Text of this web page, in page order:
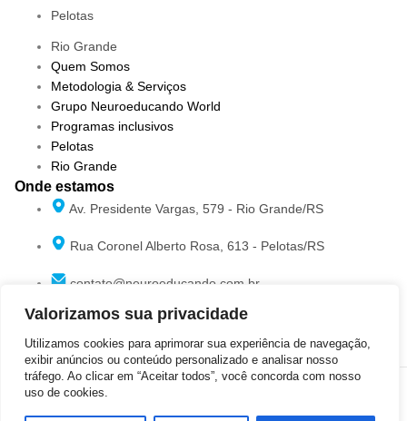
Valorizamos sua privacidade
Utilizamos cookies para aprimorar sua experiência de navegação,
exibir anúncios ou conteúdo personalizado e analisar nosso
tráfego. Ao clicar em “Aceitar todos”, você concorda com nosso
uso de cookies.
Pelotas
Rio Grande
Quem Somos
Metodologia & Serviços
Grupo Neuroeducando World
Programas inclusivos
Pelotas
Rio Grande
Onde estamos
Av. Presidente Vargas, 579 - Rio Grande/RS
Rua Coronel Alberto Rosa, 613 - Pelotas/RS
contato@neuroeducando.com.br
(53)99130-9008